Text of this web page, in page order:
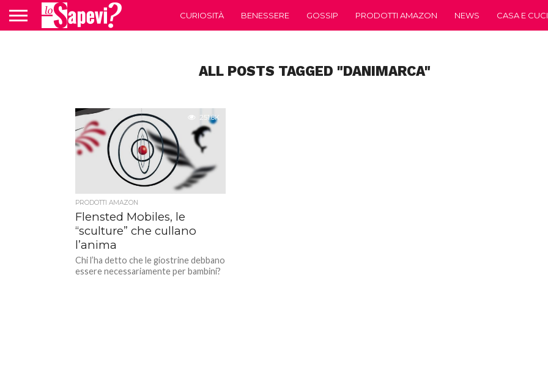
CURIOSITÀ BENESSERE GOSSIP PRODOTTI AMAZON NEWS CASA E
ALL POSTS TAGGED "DANIMARCA"
251.8K
PRODOTTI AMAZON
Flensted Mobiles, le
“sculture” che cullano
l’anima
Chi l’ha detto che le giostrine debbano
essere necessariamente per bambini?